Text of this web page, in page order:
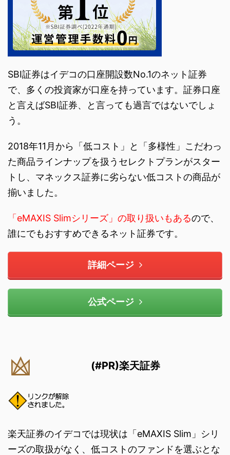
SBI証券はイデコの口座開設数No.1のネット証券
で、多くの投資家が口座を持っています。証券口座
と言えばSBI証券、と言っても過言ではないでしょ
う。
2018年11月から「低コスト」と「多様性」こだわっ
た商品ラインナップを扱うセレクトプランがスター
トし、マネックス証券に劣らない低コストの商品が
揃いました。
「eMAXIS Slimシリーズ」の取り扱いもあるので、
誰にでもおすすめできるネット証券です。
詳細ページ
公式ページ
(#PR)楽天証券
楽天証券のイデコでは現状は「eMAXIS Slim」シリ
ーズの取扱がなく、低コストのファンドを選ぶとな